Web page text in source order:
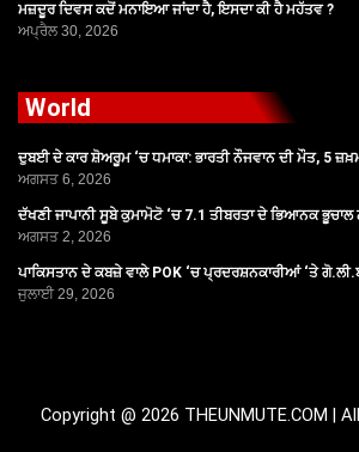
ਮਜ਼ਦੂਰ ਦਿਵਸ ਕਦੋਂ ਮਨਾਇਆ ਜਾਂਦਾ ਹੈ, ਇਸਦਾ ਕੀ ਹੈ ਮਹੱਤਵ ?
ਅਪ੍ਰੈਲ 30, 2026
World
ਦੁਬਈ ਦੇ ਕਾਰ ਸ਼ੋਅਰੂਮ ‘ਚ ਧਮਾਕਾ: ਭਾਰਤੀ ਨੌਜਵਾਨ ਦੀ ਮੌਤ, 5
ਅਗਸਤ 6, 2026
ਦੱਖਣੀ ਜਾਪਾਨੀ ਸੂਬੇ ਕੁਮਾਮੋਟੋ ‘ਚ 7.1 ਤੀਬਰਤਾ ਦੇ ਭਿਆਨਕ ਭੂਚਾਲ
ਅਗਸਤ 2, 2026
ਪਾਕਿਸਤਾਨ ਦੇ ਕਬਜ਼ੇ ਵਾਲੇ POK ‘ਚ ਪ੍ਰਦਰਸ਼ਨਕਾਰੀਆਂ ‘ਤੇ
ਜੁਲਾਈ 29, 2026
Copyright @ 2026 THEUNMUTE.COM |